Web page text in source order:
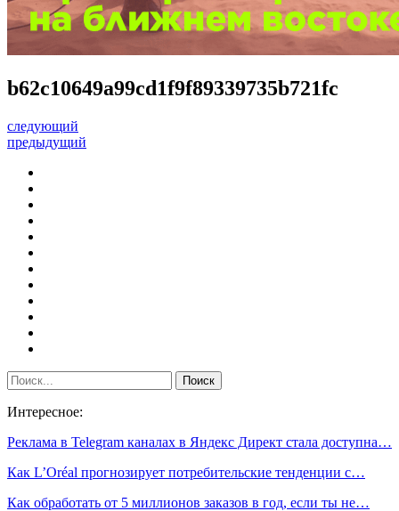
b62c10649a99cd1f9f89339735b721fc
следующий
предыдущий
Интересное:
Реклама в Telegram каналах в Яндекс Директ стала доступна…
Как L’Oréal прогнозирует потребительские тенденции с…
Как обработать от 5 миллионов заказов в год, если ты не…